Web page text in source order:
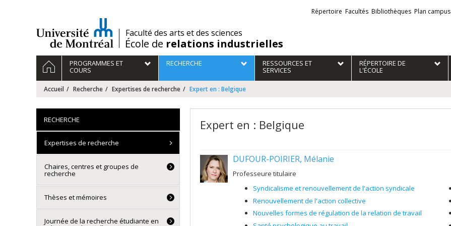
/Faculté des arts et des sciences
École de relations industrielles
Liens
externes
Répertoire Facultés Bibliothèques Plan campus
Navigation
principale
ACCUEILPROGRAMMES ET
COURS
RECHERCHE RESSOURCES ET
SERVICES
RÉPERTOIRE DE
L'ÉCOLE
Accueil Recherche Expertises de recherche Expert en : Belgique
Expert en : Belgique
DUFOUR-POIRIER, Mélanie
Professeure titulaire
Syndicalisme et renouvellement de l'action syndicale
Renouvellement de l'action collective
Nouvelles formes de régulation de la relation de travail
RECHERCHE
Expertises de recherche
Chaires, centres et groupes de
recherche
Thèses et mémoires
Journée de la recherche étudiante en